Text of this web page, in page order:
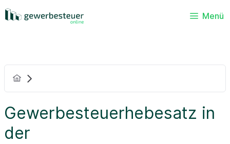
Menü
Gewerbesteuerhebesatz in
der